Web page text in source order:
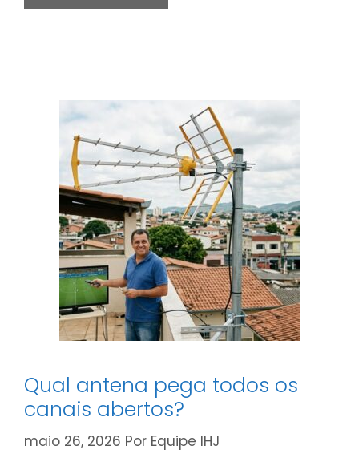
Diferenças
Online
Qual antena pega todos os
canais abertos?
maio 26, 2026 Por Equipe IHJ